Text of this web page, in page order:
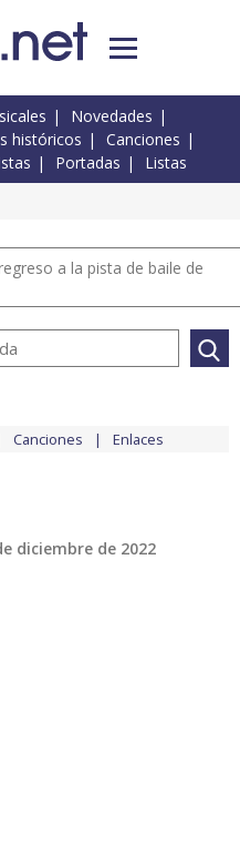
Novedades
históricos
Canciones
Portadas Listas
a la pista de baile de
Canciones Enlaces
diciembre de 2022